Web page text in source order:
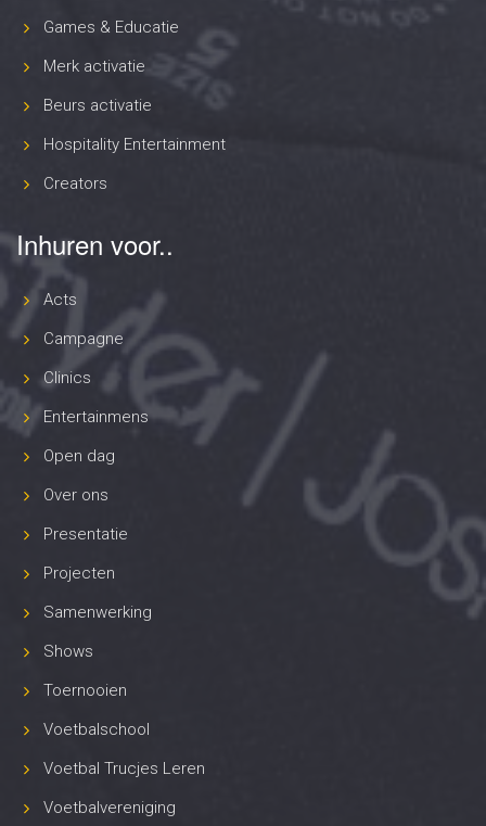
Games & Educatie
Merk activatie
Beurs activatie
Hospitality Entertainment
Creators
Inhuren voor..
Acts
Campagne
Clinics
Entertainmens
Open dag
Over ons
Presentatie
Projecten
Samenwerking
Shows
Toernooien
Voetbalschool
Voetbal Trucjes Leren
Voetbalvereniging